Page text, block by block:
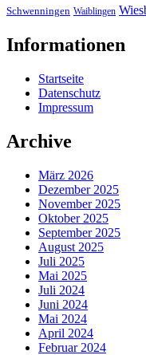
Schwenningen Waiblingen
Informationen
Startseite
Datenschutz
Impressum
Archive
März 2026
Dezember 2025
November 2025
Oktober 2025
September 2025
August 2025
Juli 2025
Mai 2025
Juli 2024
Juni 2024
Mai 2024
April 2024
Februar 2024